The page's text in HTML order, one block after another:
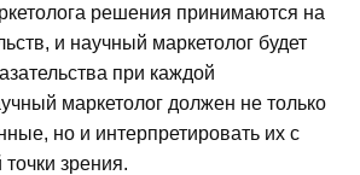
решения принимаются на
и научный маркетолог будет
при каждой
маркетолог должен не только
но и интерпретировать их с
зрения.